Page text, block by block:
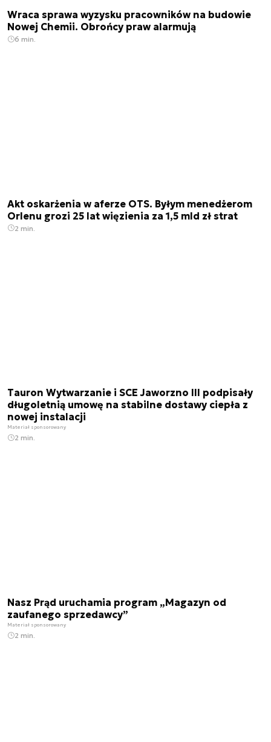
Wraca sprawa wyzysku pracowników na budowie
Nowej Chemii. Obrońcy praw alarmują
6 min.
Akt oskarżenia w aferze OTS. Byłym menedżerom
Orlenu grozi 25 lat więzienia za 1,5 mld zł strat
2 min.
Tauron Wytwarzanie i SCE Jaworzno III podpisały
długoletnią umowę na stabilne dostawy ciepła z
nowej instalacji
Materiał sponsorowany
2 min.
Nasz Prąd uruchamia program „Magazyn od
zaufanego sprzedawcy”
Materiał sponsorowany
2 min.